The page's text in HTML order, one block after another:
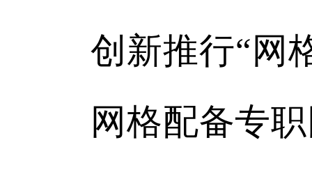
创新推行“网
网格配备专